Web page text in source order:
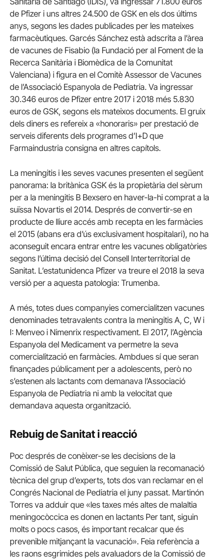
de Pfizer i uns altres 24.500 de GSK en els dos últims
anys, segons les dades publicades per les mateixes
farmacèutiques. Garcés Sánchez està adscrita a l’àrea
de vacunes de Fisabio (la Fundació per al Foment de la
Recerca Sanitària i Biomèdica de la Comunitat
Valenciana) i figura en el Comitè Assessor de Vacunes
de l’Associació Espanyola de Pediatria. Va ingressar
30.346 euros de Pfizer entre 2017 i 2018 més 5.830
euros de GSK, segons els mateixos documents. El gruix
dels diners es refereix a «honoraris» per prestació de
serveis diferents dels programes d’I+D que
Farmaindustria consigna en altres capítols.
La meningitis i les seves vacunes presenten el següent
panorama: la britànica GSK és la propietària del sèrum
per a la meningitis B Bexsero en haver-la-hi comprat a la
suïssa Novartis el 2014. Després de convertir-se en
producte de lliure accés amb recepta en les farmàcies
el 2015 (abans era d’ús exclusivament hospitalari), no ha
aconseguit encara entrar entre les vacunes obligatòries
segons l’última decisió del Consell Interterritorial de
Sanitat. L’estatunidenca Pfizer va treure el 2018 la seva
versió per a aquesta patologia: Trumenba.
A més, totes dues companyies comercialitzen vacunes
denominades tetravalents contra la meningitis A, C, W i
I: Menveo i Nimenrix respectivament. El 2017, l’Agència
Espanyola del Medicament va permetre la seva
comercialització en farmàcies. Ambdues sí que seran
finançades públicament per a adolescents, però no
s’estenen als lactants com demanava l’Associació
Espanyola de Pediatria ni amb la velocitat que
demandava aquesta organització.
Rebuig de Sanitat i reacció
Poc després de conèixer-se les decisions de la
Comissió de Salut Pública, que seguien la recomanació
tècnica del grup d’experts, tots dos van reclamar en el
Congrés Nacional de Pediatria el juny passat. Martinón
Torres va adduir que «les taxes més altes de malaltia
meningocòccica es donen en lactants Per tant, siguin
molts o pocs casos, és important recalcar que és
prevenible mitjançant la vacunació». Feia referència a
les raons esgrimides pels avaluadors de la Comissió de